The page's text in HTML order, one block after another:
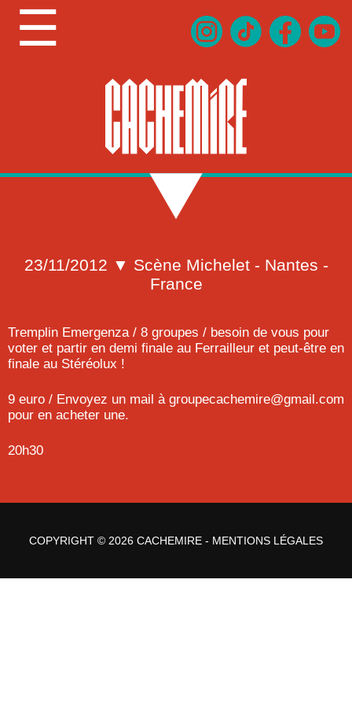
☰
23/11/2012 ▼ Scène Michelet - Nantes -
France
Tremplin Emergenza / 8 groupes / besoin de vous pour
voter et partir en demi finale au Ferrailleur et peut-être en
finale au Stéréolux !
9 euro / Envoyez un mail à groupecachemire@gmail.com
pour en acheter une.
20h30
COPYRIGHT © 2026 CACHEMIRE - MENTIONS LÉGALES